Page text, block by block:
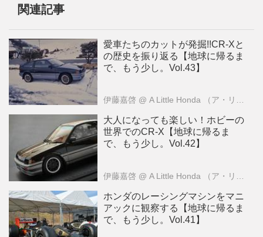
関連記事
愛車たちのカットが発掘!!CR-Xと
の歴史を振り返る【地球に帰るま
で、もう少し。Vol.43】
伊藤嘉啓 @ A Little Honda （ア・リトル・ホンダ）編集部
大人になっても楽しい！ホビーの
世界でのCR-X【地球に帰るま
で、もう少し。Vol.42】
伊藤嘉啓 @ A Little Honda （ア・リトル・ホンダ）編集部
ホンダのレーシングマシンをマニ
アックに観察する【地球に帰るま
で、もう少し。Vol.41】